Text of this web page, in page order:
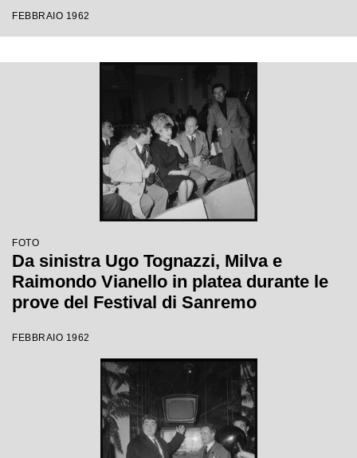
FEBBRAIO 1962
FOTO
Da sinistra Ugo Tognazzi, Milva e
Raimondo Vianello in platea durante le
prove del Festival di Sanremo
FEBBRAIO 1962